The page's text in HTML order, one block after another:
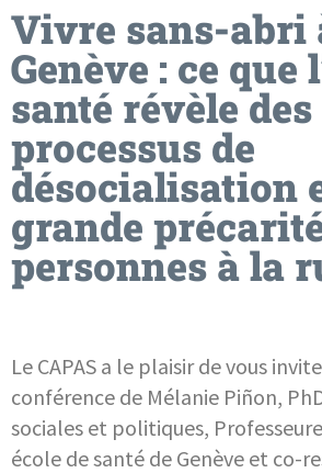
Vivre sans-abri
Genève : ce que
santé révèle des
processus de
désocialisation
grande
personnes à la
Le CAPAS a le plaisir de vous
conférence de Mélanie Piñon,
sociales et politiques,
école de santé de Genève et co-